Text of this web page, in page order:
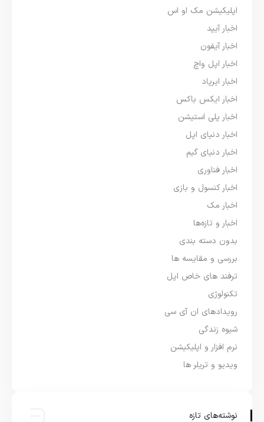
اپلیکیشن مک او اس
اخبار آیپد
اخبار آیفون
اخبار اپل واچ
اخبار ایرپاد
اخبار ایکس باکس
اخبار پلی استیشن
اخبار دنیای اپل
اخبار دنیای گیم
اخبار فناوری
اخبار کنسول و بازی
اخبار مک
اخبار و تازه‌ها
بدون دسته بندی
بررسی و مقایسه ها
ترفند های خاص اپل
تکنولوژی
رویدادهای ان آی سی
شیوه زندگی
نرم افزار و اپلیکیشن
ویدیو و تریلر ها
نوشته‌های تازه